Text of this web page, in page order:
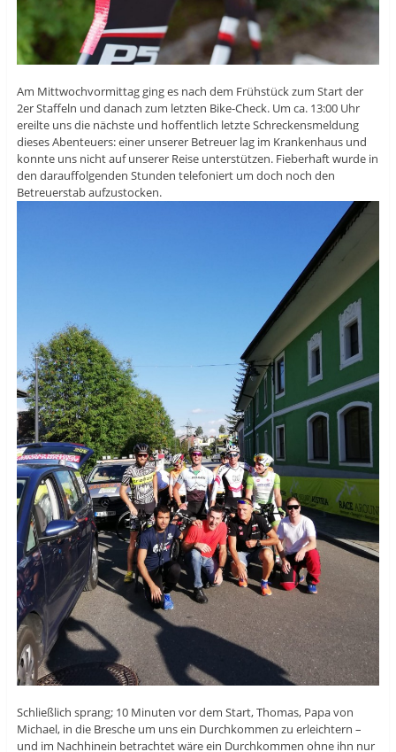
Am Mittwochvormittag ging es nach dem Frühstück zum Start der
2er Staffeln und danach zum letzten Bike-Check. Um ca. 13:00 Uhr
ereilte uns die nächste und hoffentlich letzte Schreckensmeldung
dieses Abenteuers: einer unserer Betreuer lag im Krankenhaus und
konnte uns nicht auf unserer Reise unterstützen. Fieberhaft wurde in
den darauffolgenden Stunden telefoniert um doch noch den
Betreuerstab aufzustocken.
Schließlich sprang; 10 Minuten vor dem Start, Thomas, Papa von
Michael, in die Bresche um uns ein Durchkommen zu erleichtern –
und im Nachhinein betrachtet wäre ein Durchkommen ohne ihn nur